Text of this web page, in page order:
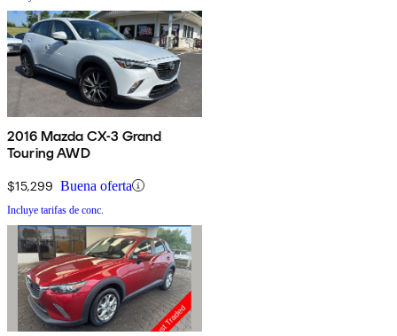
2016 Mazda CX-3 Grand
Touring AWD
$15,299 Buena oferta
Incluye tarifas de conc.